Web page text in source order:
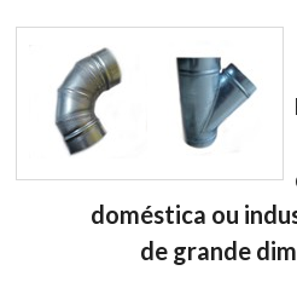
doméstica ou
de grande